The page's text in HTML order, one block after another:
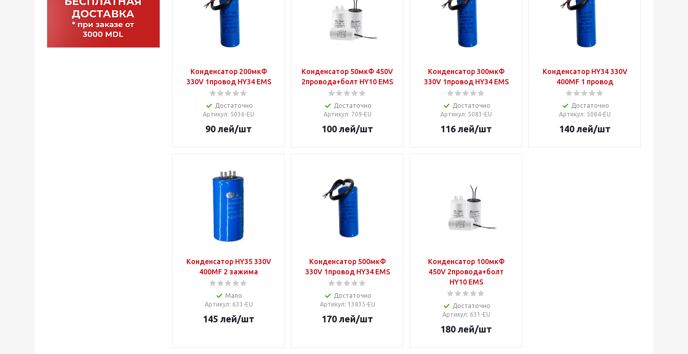
Конденсатор 200мкФ
330V 1провод HY34 EMS
Достаточно
Артикул: 5036-EU
90 лей/шт
Конденсатор 50мкФ 450V
2провода+болт HY10 EMS
Достаточно
Артикул: 709-EU
100 лей/шт
Конденсатор 300мкФ
330V 1провод HY34 EMS
Достаточно
Артикул: 5083-EU
116 лей/шт
Конденсатор HY34 330V
400MF 1 провод
Достаточно
Артикул: 5084-EU
140 лей/шт
Конденсатор HY35 330V
400MF 2 зажима
Мало
Артикул: 633-EU
145 лей/шт
Конденсатор 500мкФ
330V 1провод HY34 EMS
Достаточно
Артикул: 13835-EU
170 лей/шт
Конденсатор 100мкФ
450V 2провода+болт
HY10 EMS
Достаточно
Артикул: 631-EU
180 лей/шт